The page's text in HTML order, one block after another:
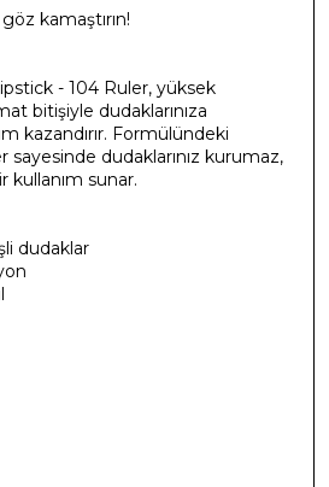
kamaştırın!
- 104 Ruler, yüksek
bitişiyle dudaklarınıza
kazandırır. Formülündeki
dudaklarınız kurumaz,
kullanım sunar.
dudaklar